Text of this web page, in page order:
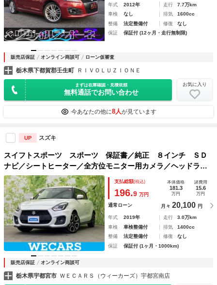
年式 2012年 走行
7.7万km
車検
なし 排気
1600cc
整備
法定整備付 修復
なし
保証
保証付 (12ヶ月・走行無制限)
販売店保証 オンライン商談可 ローン仮審査
栃木県下都賀郡壬生町 ＲＩＶＯＬＵＺＩＯＮＥ
まずは在庫確認・見積依頼
無料通話でお問い合わせ
お気に入り
今あなたの他に8人が見ています
UP スズキ
スイフトスポーツ スポーツ 保証書／純正 ８インチ ＳＤ
ナビ／シートヒーター／全方位モニター用カメラ／ヘッドラン
プ ＬＥＤ／ＵＳＢジャック／Ｂｌｕｅｔｏｏｔｈ接続／ＥＴ
Ｃ／ＥＢＤ付ＡＢＳ／横滑り防止装置
支払総額(税込)
196.9 万円
本体価格
181.3
万円
諸費用
15.6
万円
通常ローン 月々 20,100 円
年式 2019年 走行
3.0万km
車検
車検整備付 排気
1400cc
整備
法定整備付 修復
なし
保証
保証付 (1ヶ月・1000km)
販売店保証 オンライン商談可
栃木県宇都宮市 ＷＥＣＡＲＳ（ウィーカーズ）宇都宮南店